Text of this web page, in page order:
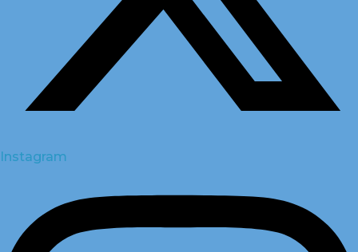
Instagram